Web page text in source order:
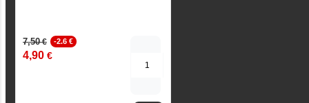
7,50€ -2.6 €
4,90 €